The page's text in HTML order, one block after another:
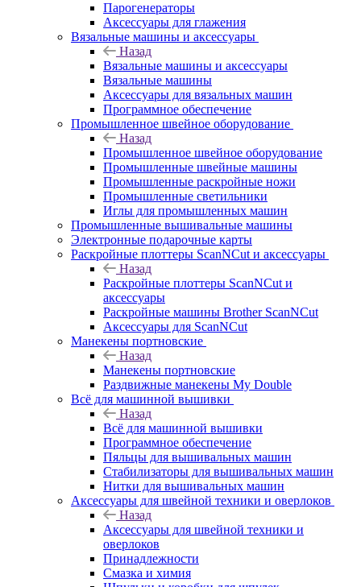
Парогенераторы
Аксессуары для глажения
Вязальные машины и аксессуары
Назад
Вязальные машины и аксессуары
Вязальные машины
Аксессуары для вязальных машин
Программное обеспечение
Промышленное швейное оборудование
Назад
Промышленное швейное оборудование
Промышленные швейные машины
Промышленные раскройные ножи
Промышленные светильники
Иглы для промышленных машин
Промышленные вышивальные машины
Электронные подарочные карты
Раскройные плоттеры ScanNCut и аксессуары
Назад
Раскройные плоттеры ScanNCut и
аксессуары
Раскройные машины Brother ScanNCut
Аксессуары для ScanNCut
Манекены портновские
Назад
Манекены портновские
Раздвижные манекены My Double
Всё для машинной вышивки
Назад
Всё для машинной вышивки
Программное обеспечение
Пяльцы для вышивальных машин
Стабилизаторы для вышивальных машин
Нитки для вышивальных машин
Аксессуары для швейной техники и оверлоков
Назад
Аксессуары для швейной техники и
оверлоков
Принадлежности
Смазка и химия